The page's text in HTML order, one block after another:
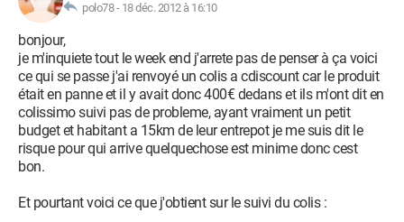
polo78 - 18 déc. 2012 à 16:10
bonjour,
je m'inquiete tout le week end j'arrete pas de penser à ça voici
ce qui se passe j'ai renvoyé un colis a cdiscount car le produit
était en panne et il y avait donc 400€ dedans et ils m'ont dit en
colissimo suivi pas de probleme, ayant vraiment un petit
budget et habitant a 15km de leur entrepot je me suis dit le
risque pour qui arrive quelquechose est minime donc cest
bon.
Et pourtant voici ce que j'obtient sur le suivi du colis :